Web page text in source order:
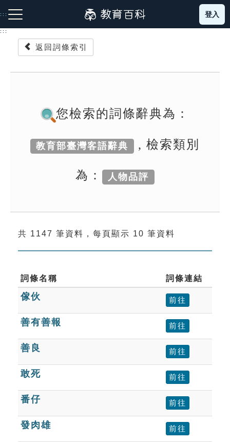
到
主
:::
成語故事
索引選單
單字索引
生命大百科索引
遊戲專區
教學應用
貓頭鷹博士
登入
:::
返回詞條索引
您檢索的詞條辭典為：
教育部臺灣客語辭典 , 檢索類別
為： 人物品評
共 1147 筆資料，每頁顯示 10 筆資料
詞條名稱 詞條連結
傢伙 前往
善有善報 前往
善良 前往
敢死 前往
番仔 前往
發肉雄 前往